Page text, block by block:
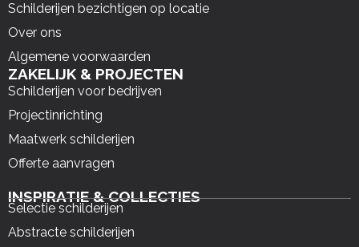
Schilderijen bezichtigen op locatie
Over ons
Algemene voorwaarden
ZAKELIJK & PROJECTEN
Schilderijen voor bedrijven
Projectinrichting
Maatwerk schilderijen
Offerte aanvragen
INSPIRATIE & COLLECTIES
Selectie schilderijen
Abstracte schilderijen